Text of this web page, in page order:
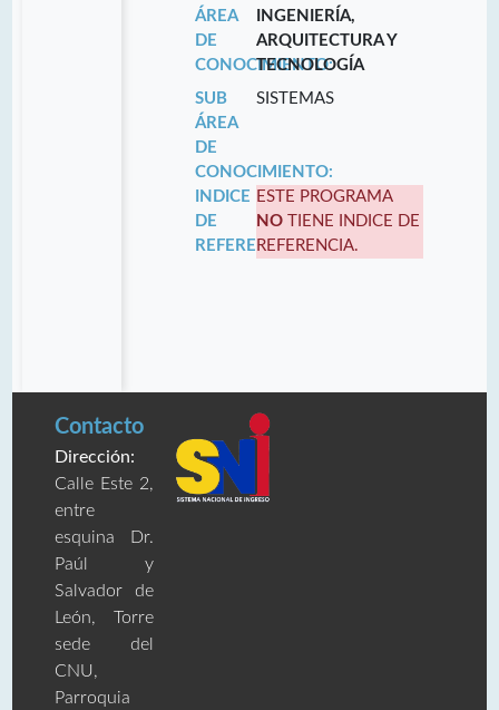
ÁREA
DE
CONOCIMIENTO:
INGENIERÍA,
ARQUITECTURA Y
TECNOLOGÍA
SUB
ÁREA
DE
CONOCIMIENTO:
SISTEMAS
INDICE
DE
REFERENCIA:
ESTE PROGRAMA
NO TIENE INDICE DE
REFERENCIA.
Contacto
Dirección:
Calle Este 2,
entre
esquina Dr.
Paúl y
Salvador de
León, Torre
sede del
CNU,
Parroquia